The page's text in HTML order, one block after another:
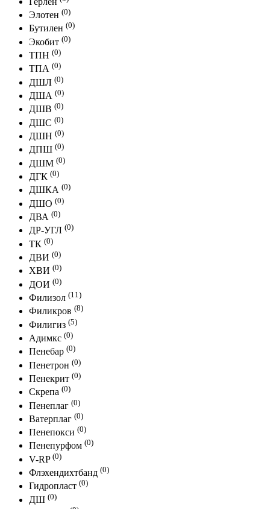
Элотен (0)
Бутилен (0)
Экобит (0)
ТПН (0)
ТПА (0)
ДШЛ (0)
ДША (0)
ДШВ (0)
ДШС (0)
ДШН (0)
ДПШ (0)
ДШМ (0)
ДГК (0)
ДШКА (0)
ДШО (0)
ДВА (0)
ДР-УГЛ (0)
ТК (0)
ДВИ (0)
ХВИ (0)
ДОИ (0)
Филизол (11)
Филикров (8)
Филигиз (5)
Адимкс (0)
Пенебар (0)
Пенетрон (0)
Пенекрит (0)
Скрепа (0)
Пенеплаг (0)
Ватерплаг (0)
Пенепокси (0)
Пенепурфом (0)
V-RP (0)
Флэхендихтбанд (0)
Гидропласт (0)
ДШ (0)